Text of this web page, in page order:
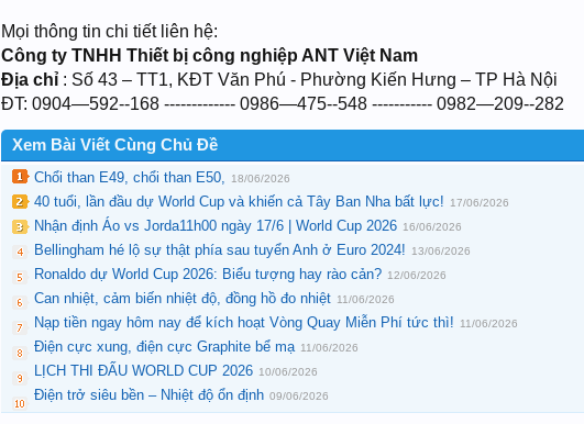
Mọi thông tin chi tiết liên hệ:
Công ty TNHH Thiết bị công nghiệp ANT Việt Nam
Địa chỉ : Số 43 – TT1, KĐT Văn Phú - Phường Kiến Hưng – TP Hà Nội
ĐT: 0904—592--168 ------------- 0986—475--548 ----------- 0982—209--282
Xem Bài Viết Cùng Chủ Đề
Chổi than E49, chổi than E50, 18/06/2026
40 tuổi, lần đầu dự World Cup và khiến cả Tây Ban Nha bất lực! 17/06/2026
Nhận định Áo vs Jorda11h00 ngày 17/6 | World Cup 2026 16/06/2026
Bellingham hé lộ sự thật phía sau tuyển Anh ở Euro 2024! 13/06/2026
Ronaldo dự World Cup 2026: Biểu tượng hay rào cản? 12/06/2026
Can nhiệt, cảm biến nhiệt độ, đồng hồ đo nhiệt 11/06/2026
Nạp tiền ngay hôm nay để kích hoạt Vòng Quay Miễn Phí tức thì! 11/06/2026
Điện cực xung, điện cực Graphite bể mạ 11/06/2026
LỊCH THI ĐẤU WORLD CUP 2026 10/06/2026
Điện trở siêu bền – Nhiệt độ ổn định 09/06/2026